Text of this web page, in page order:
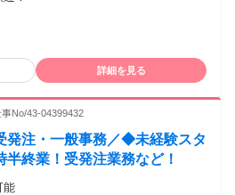
払いサービスの利用
タイミングはご就業先の勤怠管理形
詳細を見る
No/43-04399432
発注・一般事務／◆未経験スタ
終業！受発注業務など！
能